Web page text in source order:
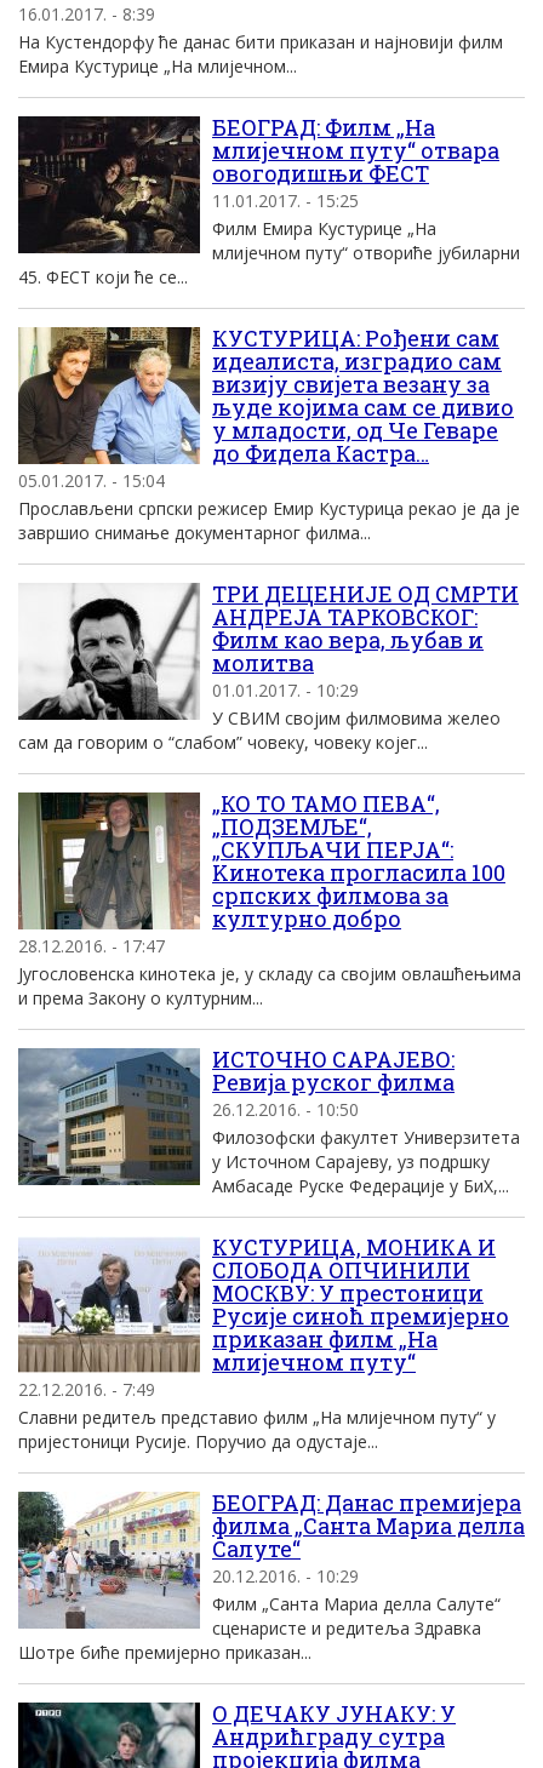
16.01.2017. - 8:39
На Кустендорфу ће данас бити приказан и најновији филм
Емира Кустурице „На млијечном...
БЕОГРАД: Филм „На
млијечном путу“ отвара
овогодишњи ФЕСТ
11.01.2017. - 15:25
Филм Емира Кустурице „На
млијечном путу“ отвориће јубиларни
45. ФЕСТ који ће се...
КУСТУРИЦА: Рођени сам
идеалиста, изградио сам
визију свијета везану за
људе којима сам се дивио
у младости, од Че Геваре
до Фидела Кастра…
05.01.2017. - 15:04
Прослављени српски режисер Емир Кустурица рекао је да је
завршио снимање документарног филма...
ТРИ ДЕЦЕНИЈЕ ОД СМРТИ
АНДРЕЈА ТАРКОВСКОГ:
Филм као вера, љубав и
молитва
01.01.2017. - 10:29
У СВИМ својим филмовима желео
сам да говорим о “слабом” човеку, човеку којег...
„КО ТО ТАМО ПЕВА“,
„ПОДЗЕМЉЕ“,
„СКУПЉАЧИ ПЕРЈА“:
Kинотека прогласила 100
српских филмова за
културно добро
28.12.2016. - 17:47
Jугословенска кинотека jе, у складу са своjим овлашћењима
и према Закону о културним...
ИСТОЧНО САРАЈЕВО:
Ревија руског филма
26.12.2016. - 10:50
Филозофски факултет Универзитета
у Источном Сарајеву, уз подршку
Амбасаде Руске Федерације у БиХ,...
КУСТУРИЦА, МОНИКА И
СЛОБОДА ОПЧИНИЛИ
МОСКВУ: У престоници
Русије синоћ премијерно
приказан филм „На
млијечном путу“
22.12.2016. - 7:49
Славни редитељ представио филм „На млијечном путу“ у
пријестоници Русије. Поручио да одустаје...
БЕОГРАД: Данас премијера
филма „Санта Мариа делла
Салуте“
20.12.2016. - 10:29
Филм „Санта Мариа делла Салуте“
сценаристе и редитеља Здравка
Шотре биће премијерно приказан...
О ДЕЧАКУ ЈУНАКУ: У
Андрићграду сутра
пројекција филма